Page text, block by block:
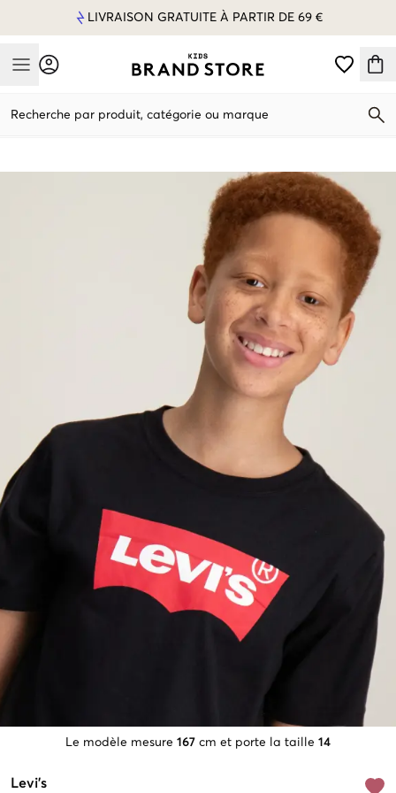
LIVRAISON GRATUITE À PARTIR DE 69 €
Mobile Menu
Recherche par produit, catégorie ou marque
Le modèle mesure 167 cm et porte la taille 14
Levi's